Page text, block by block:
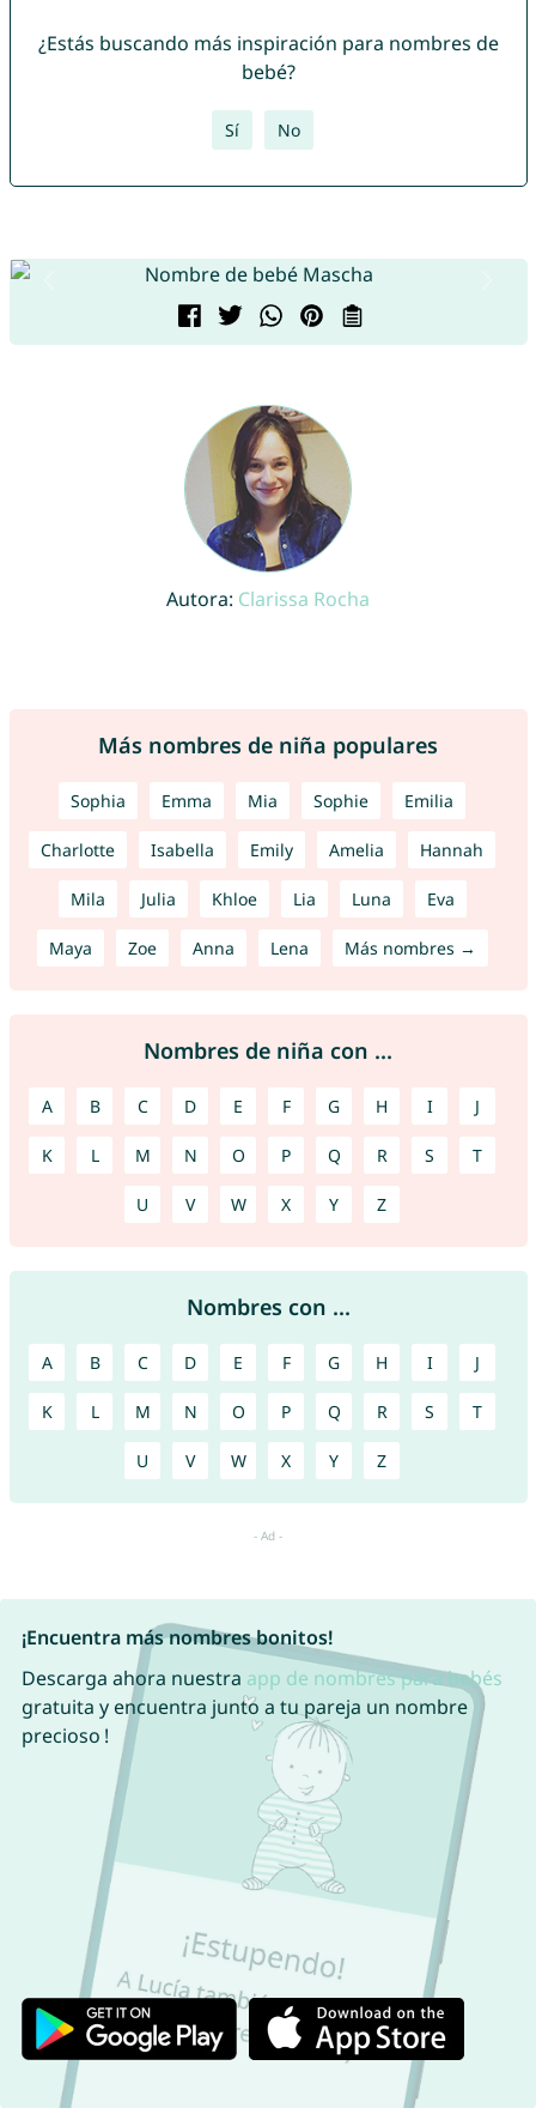
¿Estás buscando más inspiración para nombres de
bebé?
Sí No
Autora: Clarissa Rocha
Más nombres de niña populares
Sophia Emma Mia Sophie Emilia
Charlotte Isabella Emily Amelia Hannah
Mila Julia Khloe Lia Luna Eva
Maya Zoe Anna Lena Más nombres →
Nombres de niña con ...
A B C D E F G H I J
K L M N O P Q R S T
U V W X Y Z
Nombres con ...
A B C D E F G H I J
K L M N O P Q R S T
U V W X Y Z
¡Encuentra más nombres bonitos!
Descarga ahora nuestra app de nombres para bebés
gratuita y encuentra junto a tu pareja un nombre
precioso !